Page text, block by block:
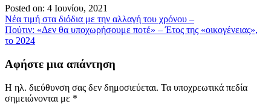
Posted on: 4 Ιουνίου, 2021
Πλοήγηση
άρθρων
Νέα τιμή στα διόδια με την αλλαγή του χρόνου –
Πούτιν: «Δεν θα υποχωρήσουμε ποτέ» – Έτος της «οικογένειας»,
το 2024
Αφήστε μια απάντηση
Η ηλ. διεύθυνση σας δεν δημοσιεύεται. Τα υποχρεωτικά πεδία
σημειώνονται με *